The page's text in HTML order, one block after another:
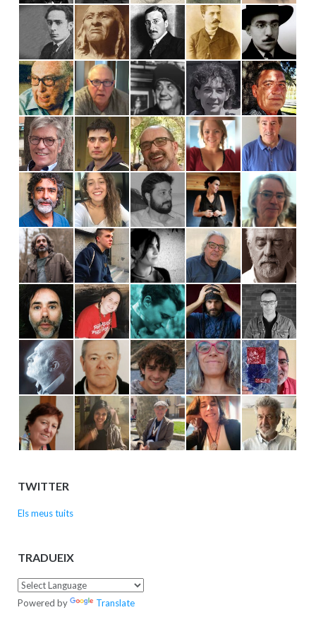
TWITTER
Els meus tuits
TRADUEIX
Powered by Translate